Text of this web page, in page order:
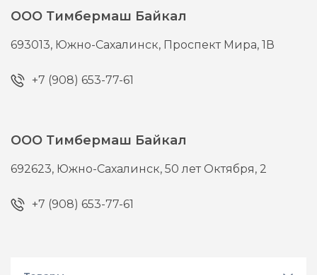
ООО Тимбермаш Байкал
693013, Южно-Сахалинск, Проспект Мира, 1В
+7 (908) 653-77-61
ООО Тимбермаш Байкал
692623, Южно-Сахалинск,50 лет Октября, 2
+7 (908) 653-77-61